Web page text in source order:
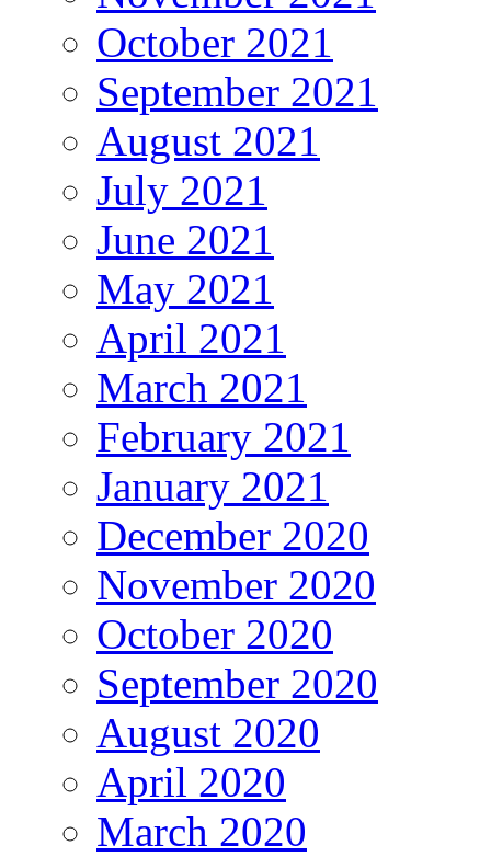
October 2021
September 2021
August 2021
July 2021
June 2021
May 2021
April 2021
March 2021
February 2021
January 2021
December 2020
November 2020
October 2020
September 2020
August 2020
April 2020
March 2020